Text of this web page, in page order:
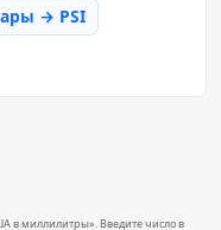
→ PSI
в миллилитры». Введите число в